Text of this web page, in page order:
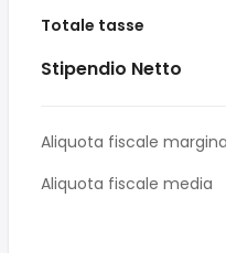
Totale tasse
Stipendio Netto
Aliquota fiscale
Aliquota fiscale media